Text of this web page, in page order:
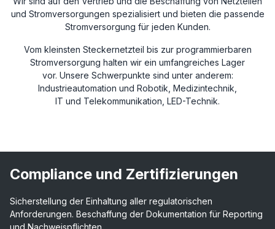
und Stromversorgungen spezialisiert und bieten die passende
Stromversorgung für jeden Kunden.
Vom kleinsten Steckernetzteil bis zur programmierbaren
Stromversorgung halten wir ein umfangreiches Lager
vor. Unsere Schwerpunkte sind unter anderem:
Industrieautomation und Robotik, Medizintechnik,
IT und Telekommunikation, LED-Technik.
Compliance und Zertifizierungen
Sicherstellung der Einhaltung aller regulatorischen
Anforderungen. Beschaffung der Dokumentation für Reporting